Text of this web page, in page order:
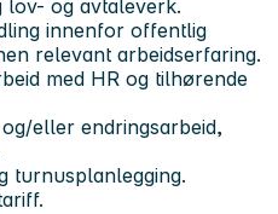
lov- og avtaleverk.
innenfor offentlig
relevant arbeidserfaring.
med HR og tilhørende
eller endringsarbeid,
turnusplanlegging.